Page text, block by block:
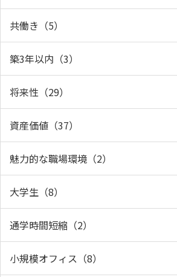
共働き（5）
築3年以内（3）
将来性（29）
資産価値（37）
魅力的な職場環境（2）
大学生（8）
通学時間短縮（2）
小規模オフィス（8）